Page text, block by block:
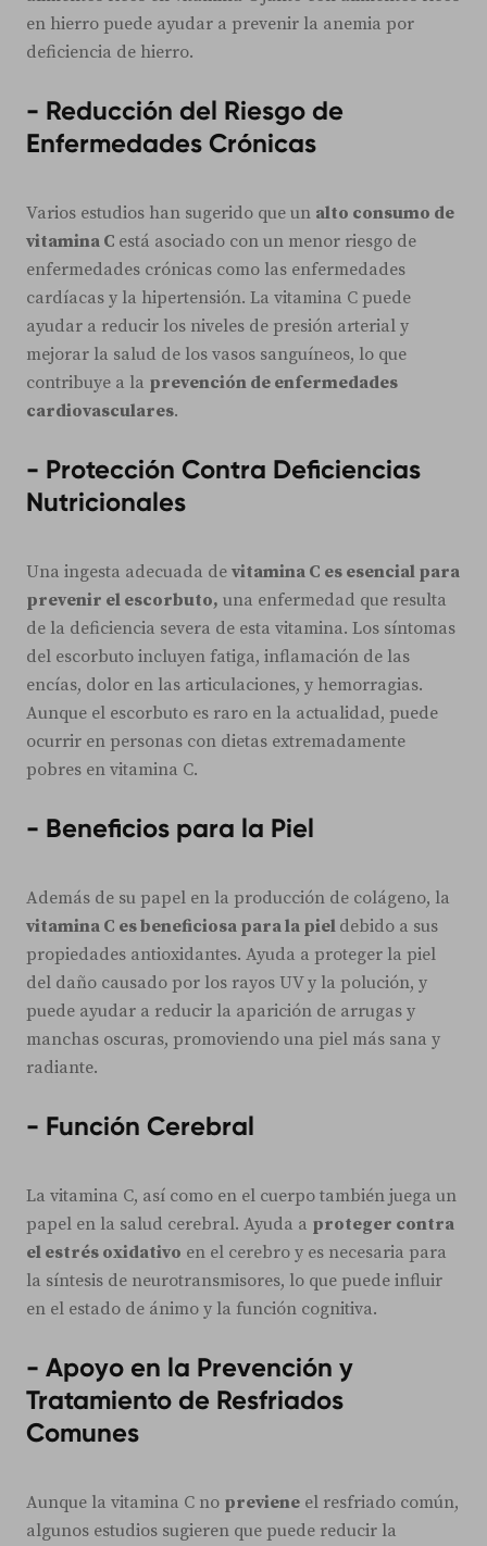
en hierro puede ayudar a prevenir la anemia por
deficiencia de hierro.
- Reducción del Riesgo de
Enfermedades Crónicas
Varios estudios han sugerido que un alto consumo de
vitamina C está asociado con un menor riesgo de
enfermedades crónicas como las enfermedades
cardíacas y la hipertensión. La vitamina C puede
ayudar a reducir los niveles de presión arterial y
mejorar la salud de los vasos sanguíneos, lo que
contribuye a la prevención de enfermedades
cardiovasculares.
- Protección Contra Deficiencias
Nutricionales
Una ingesta adecuada de vitamina C es esencial para
prevenir el escorbuto, una enfermedad que resulta
de la deficiencia severa de esta vitamina. Los síntomas
del escorbuto incluyen fatiga, inflamación de las
encías, dolor en las articulaciones, y hemorragias.
Aunque el escorbuto es raro en la actualidad, puede
ocurrir en personas con dietas extremadamente
pobres en vitamina C.
- Beneficios para la Piel
Además de su papel en la producción de colágeno, la
vitamina C es beneficiosa para la piel debido a sus
propiedades antioxidantes. Ayuda a proteger la piel
del daño causado por los rayos UV y la polución, y
puede ayudar a reducir la aparición de arrugas y
manchas oscuras, promoviendo una piel más sana y
radiante.
- Función Cerebral
La vitamina C, así como en el cuerpo también juega un
papel en la salud cerebral. Ayuda a proteger contra
el estrés oxidativo en el cerebro y es necesaria para
la síntesis de neurotransmisores, lo que puede influir
en el estado de ánimo y la función cognitiva.
- Apoyo en la Prevención y
Tratamiento de Resfriados
Comunes
Aunque la vitamina C no previene el resfriado común,
algunos estudios sugieren que puede reducir la